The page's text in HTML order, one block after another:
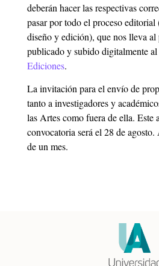
deberán hacer las respectivas
pasar por todo el proceso
diseño y edición), que nos lleva
publicado y subido digitalmente al
Ediciones.
La invitación para el envío de
tanto a investigadores y
las Artes como fuera de ella. Este
convocatoria será el 28 de
de un mes.